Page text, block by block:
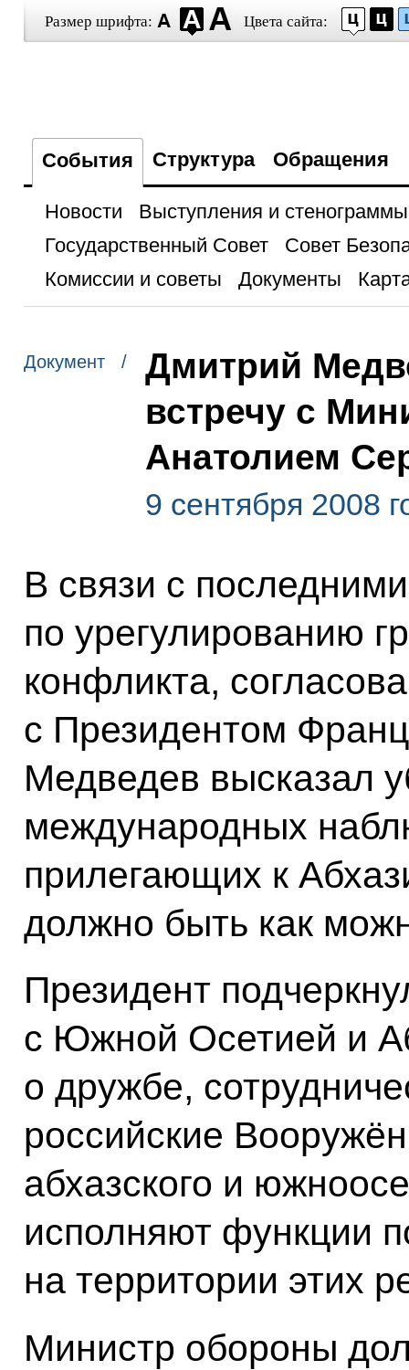
Размер шрифта: Цвета сайта:
События Структура Обращения
Новости
Выступления и стенограммы
Государственный Совет
Совет
Комиссии и советы
Документы
Документ /
Дмитрий
встречу с
Анатолием
9 сентября 2008
В связи с
по урегулированию
конфликта,
с Президентом
Медведев высказал
международных
прилегающих к
должно быть как
Президент
с Южной Осетией и
о дружбе,
российские
абхазского и
исполняют функции
на территории этих
Министр обороны